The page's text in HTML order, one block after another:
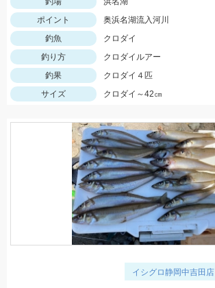
ポイント
奥浜名湖流入河川
釣魚
クロダイ
釣り方
クロダイルアー
釣果
クロダイ４匹
サイズ
クロダイ～42㎝
イシグロ静岡中吉田店